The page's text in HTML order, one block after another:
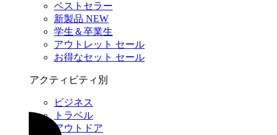
ベストセラー
新製品 NEW
学生＆卒業生
アウトレット セール
お得なセット セール
アクティビティ別
ビジネス
トラベル
アウトドア